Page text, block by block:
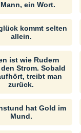
ein Wort.
kommt selten
allein.
ist wie Rudern
Strom. Sobald
treibt man
zurück.
hat Gold im
Mund.